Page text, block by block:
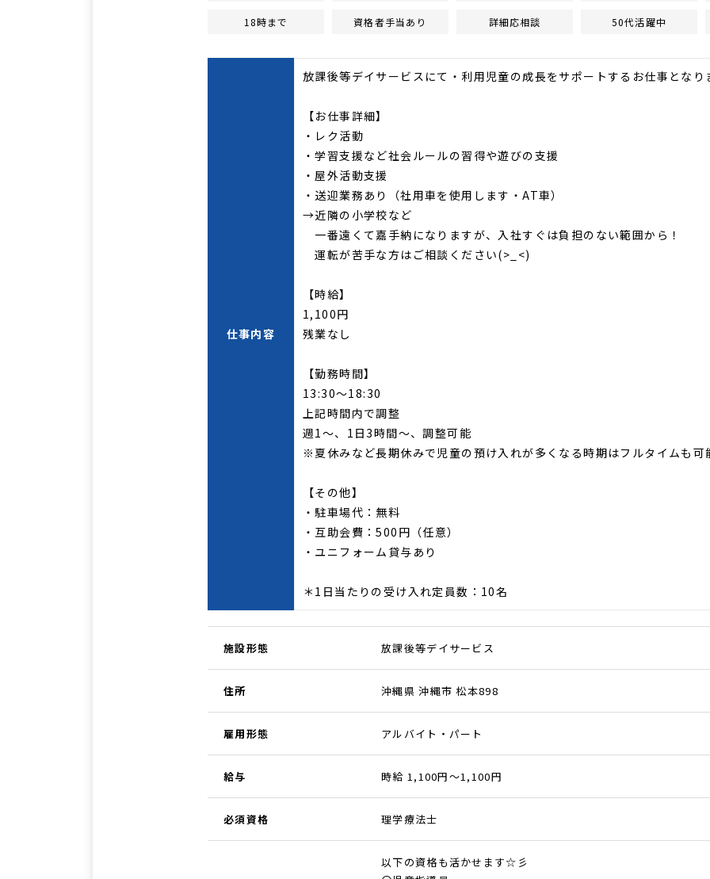
18時まで 資格者手当あり 詳細応相談 50代活躍中
仕事内容
放課後等デイサービスにて・利用児童の成長をサポートするお仕事となり
【お仕事詳細】
・レク活動
・学習支援など社会ルールの習得や遊びの支援
・屋外活動支援
・送迎業務あり（社用車を使用します・AT車）
→近隣の小学校など
一番遠くて嘉手納になりますが、入社すぐは負担のない範囲から！
運転が苦手な方はご相談ください(>_<)
【時給】
1,100円
残業なし
【勤務時間】
13:30～18:30
上記時間内で調整
週1～、1日3時間～、調整可能
※夏休みなど長期休みで児童の預け入れが多くなる時期はフルタイムも可
【その他】
・駐車場代：無料
・互助会費：500円（任意）
・ユニフォーム貸与あり
＊1日当たりの受け入れ定員数：10名
施設形態 放課後等デイサービス
住所 沖縄県 沖縄市 松本898
雇用形態 アルバイト・パート
給与 時給 1,100円～1,100円
必須資格 理学療法士
以下の資格も活かせます☆彡